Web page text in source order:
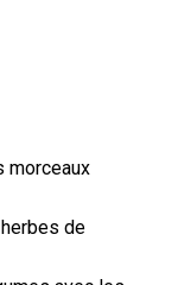
morceaux
de